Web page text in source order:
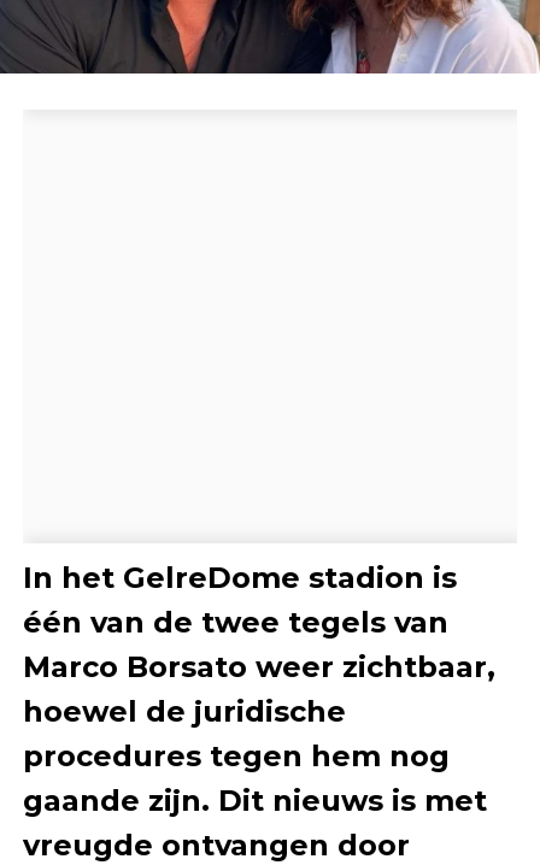
In het GelreDome stadion is
één van de twee tegels van
Marco Borsato weer zichtbaar,
hoewel de juridische
procedures tegen hem nog
gaande zijn. Dit nieuws is met
vreugde ontvangen door